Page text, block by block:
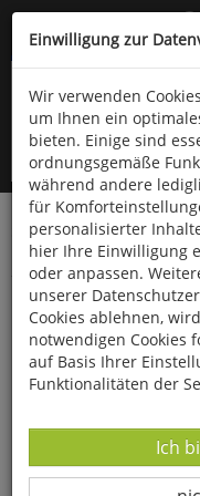
Kompletten Head der
Startseite Bücher
Der Falke
Rekorde aus der
Einwilligung zur
Wir verwenden
um Ihnen ein
bieten. Einige sind
ordnungsgemäße
während andere
für
personalisierter
hier Ihre Einwilligung
oder anpassen.
unserer
Cookies ablehnen,
notwendigen Cookies
auf Basis Ihrer
Funktionalitäten der
Ich